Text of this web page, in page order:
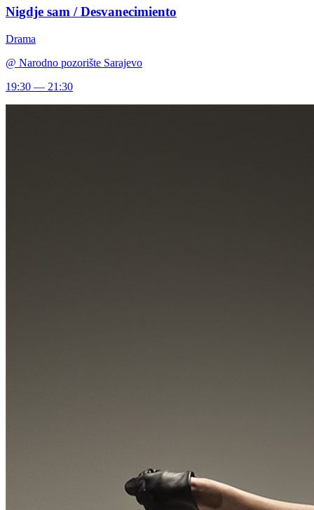
Nigdje sam / Desvanecimiento
Drama
@ Narodno pozorište Sarajevo
19:30 — 21:30